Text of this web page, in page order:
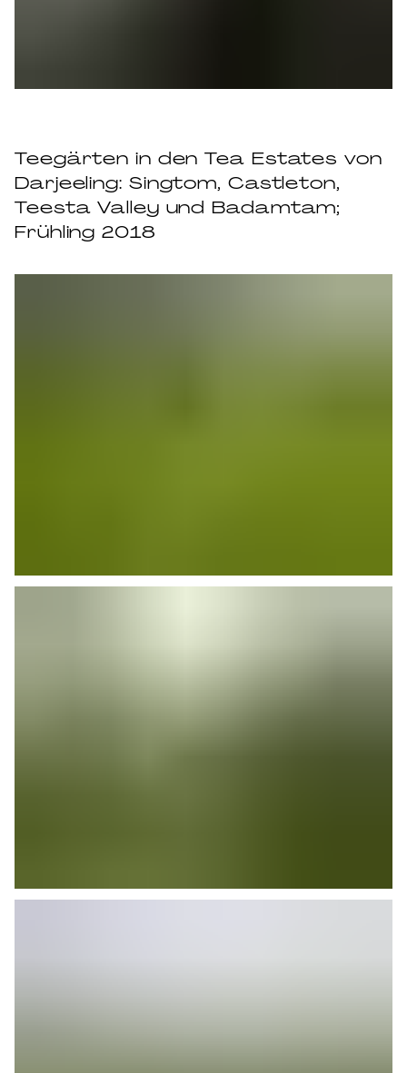
Teegärten in den Tea Estates von
Darjeeling: Singtom, Castleton,
Teesta Valley und Badamtam;
Frühling 2018